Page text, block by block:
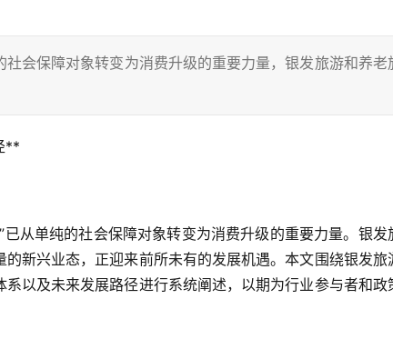
会保障对象转变为消费升级的重要力量，银发旅游和养老
**
从单纯的社会保障对象转变为消费升级的重要力量。银发
新兴业态，正迎来前所未有的发展机遇。本文围绕银发旅
以及未来发展路径进行系统阐述，以期为行业参与者和政